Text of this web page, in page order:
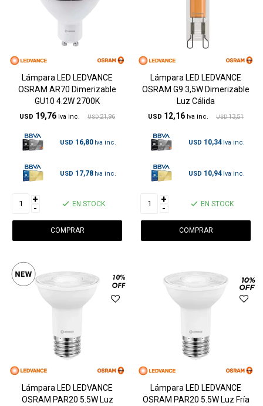
Lámpara LED LEDVANCE
OSRAM AR70 Dimerizable
GU10 4.2W 2700K
USD 19,76 USD 21,96
USD 16,80
USD 17,78
+
- EN STOCK
Lámpara LED LEDVANCE
OSRAM G9 3,5W Dimerizable
Luz Cálida
USD 12,16 USD 13,51
USD 10,34
USD 10,94
+
- EN STOCK
Lámpara LED LEDVANCE
OSRAM PAR20 5.5W Luz
Lámpara LED LEDVANCE
OSRAM PAR20 5.5W Luz Fría